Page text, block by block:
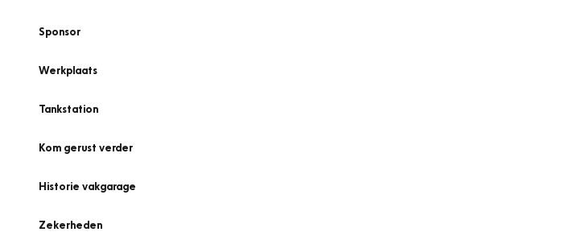
Sponsor
Werkplaats
Tankstation
Kom gerust verder
Historie vakgarage
Zekerheden